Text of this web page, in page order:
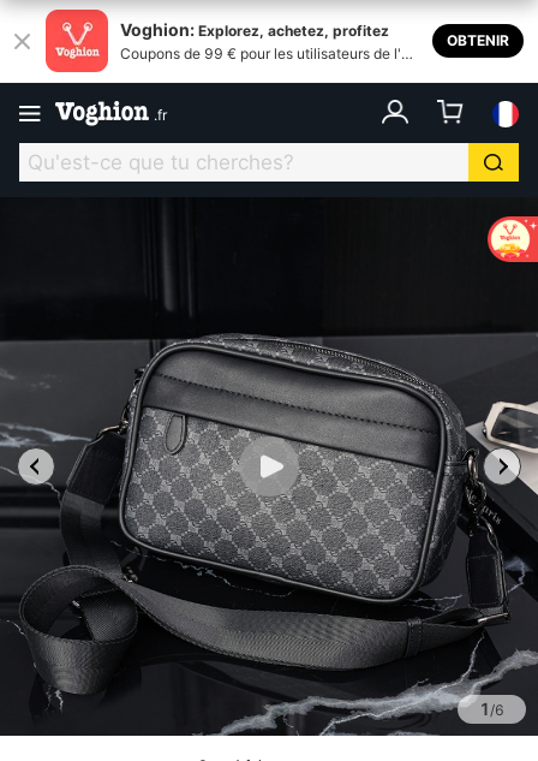
Voghion: Explorez, achetez, profitez
Coupons de 99 € pour les utilisateurs de l'ap
OBTENIR
.fr
1/6